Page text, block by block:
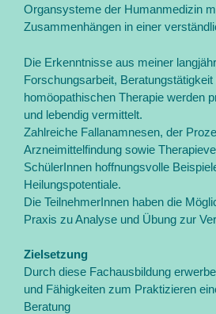
Organsysteme der Humanmedizin
Zusammenhängen in einer
Die Erkenntnisse aus meiner
Forschungsarbeit,
homöopathischen Therapie werden
und lebendig vermittelt.
Zahlreiche Fallanamnesen, der
Arzneimittelfindung sowie
SchülerInnen hoffnungsvolle
Heilungspotentiale.
Die TeilnehmerInnen haben die
Praxis zu Analyse und Übung zur
Zielsetzung
Durch diese Fachausbildung
und Fähigkeiten zum Praktizieren
Beratung